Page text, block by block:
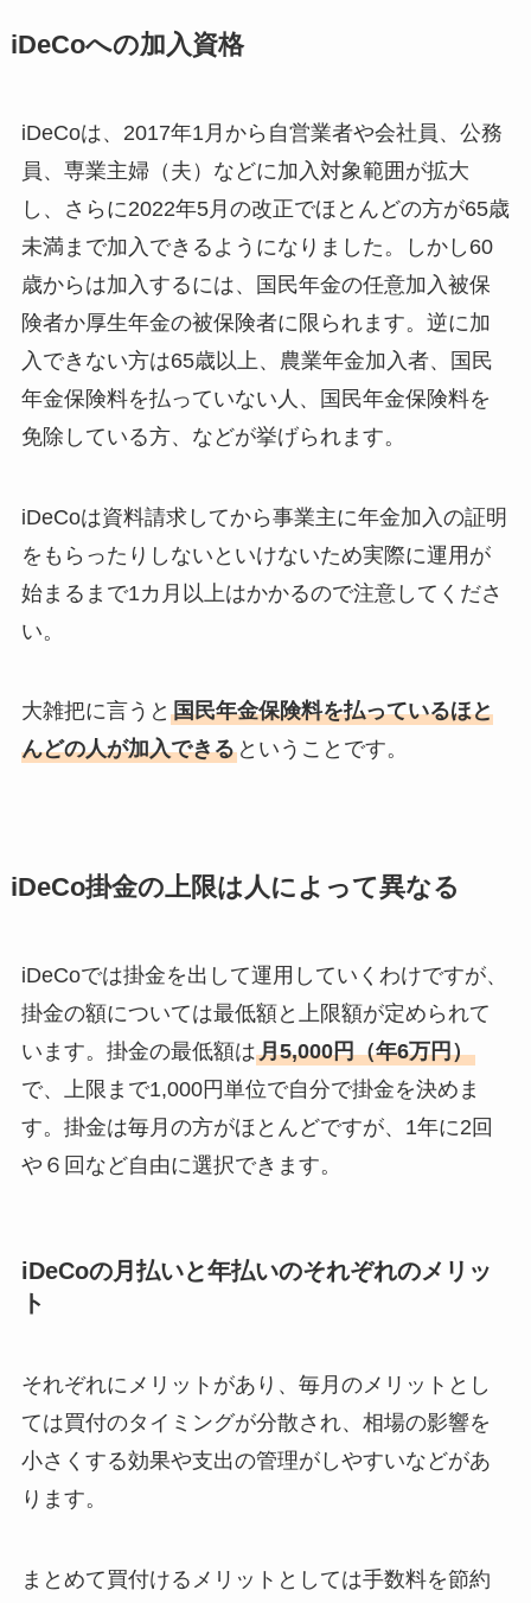
iDeCoへの加入資格
iDeCoは、2017年1月から自営業者や会社員、公務
員、専業主婦（夫）などに加入対象範囲が拡大
し、さらに2022年5月の改正でほとんどの方が65歳
未満まで加入できるようになりました。しかし60
歳からは加入するには、国民年金の任意加入被保
険者か厚生年金の被保険者に限られます。逆に加
入できない方は65歳以上、農業年金加入者、国民
年金保険料を払っていない人、国民年金保険料を
免除している方、などが挙げられます。
iDeCoは資料請求してから事業主に年金加入の証明
をもらったりしないといけないため実際に運用が
始まるまで1カ月以上はかかるので注意してくださ
い。
大雑把に言うと 国民年金保険料を払っているほと
んどの人が加入できるということです。
iDeCo掛金の上限は人によって異なる
iDeCoでは掛金を出して運用していくわけですが、
掛金の額については最低額と上限額が定められて
います。掛金の最低額は月5,000円（年6万円）
で、上限まで1,000円単位で自分で掛金を決めま
す。掛金は毎月の方がほとんどですが、1年に2回
や６回など自由に選択できます。
iDeCoの月払いと年払いのそれぞれのメリッ
ト
それぞれにメリットがあり、毎月のメリットとし
ては買付のタイミングが分散され、相場の影響を
小さくする効果や支出の管理がしやすいなどがあ
ります。
まとめて買付けるメリットとしては手数料を節約